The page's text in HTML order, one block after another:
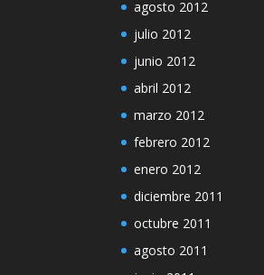
agosto 2012
julio 2012
junio 2012
abril 2012
marzo 2012
febrero 2012
enero 2012
diciembre 2011
octubre 2011
agosto 2011